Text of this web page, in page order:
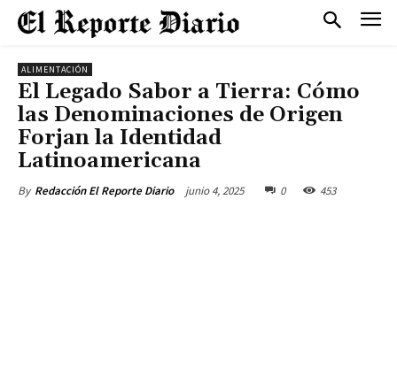
ALIMENTACIÓN
El Legado Sabor a Tierra: Cómo
las Denominaciones de Origen
Forjan la Identidad
Latinoamericana
By Redacción El Reporte Diario junio 4, 2025 0 453